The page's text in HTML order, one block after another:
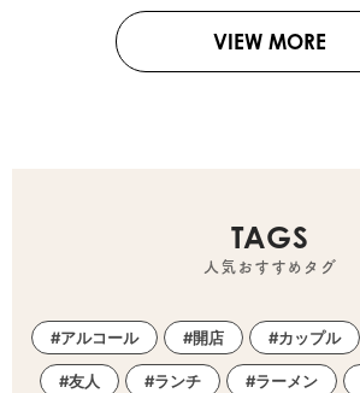
VIEW MORE
TAGS
人気おすすめタグ
アルコール 開店 カップル
友人 ランチ ラーメン